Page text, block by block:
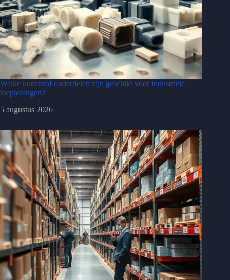
Welke kunststof onderdelen zijn geschikt voor industriële
toepassingen?
5 augustus 2026